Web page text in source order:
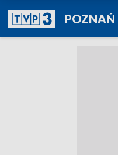
POZNAŃ
TVP